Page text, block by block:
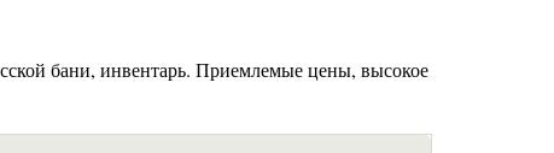
бани, инвентарь. Приемлемые цены, высокое